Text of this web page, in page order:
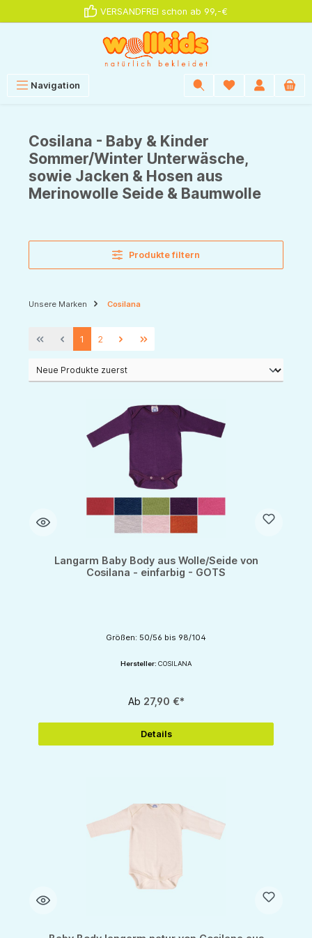
VERSANDFREI schon ab 99,-€
Navigation
Cosilana - Baby & Kinder
Sommer/Winter Unterwäsche,
sowie Jacken & Hosen aus
Merinowolle Seide & Baumwolle
Produkte filtern
Unsere Marken Cosilana
1 2
Langarm Baby Body aus Wolle/Seide von
Cosilana - einfarbig - GOTS
Größen: 50/56 bis 98/104
Hersteller: COSILANA
Ab 27,90 €*
Details